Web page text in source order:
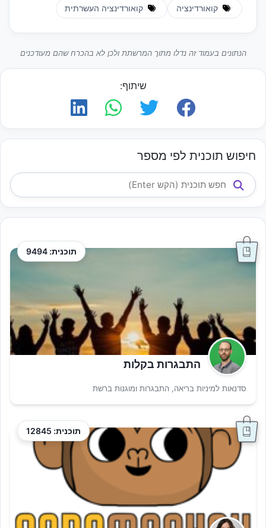
קואורדינציה קואורדינציה העשרתית
הנתונים בעמוד זה נדלו מתוך המרשתת ולכן לא בהכרח שהם מעודכנים
שיתוף:
חיפוש תוכנית לפי מספר
תוכנית: 9494
התבגרות בקלות
סדנאות למיניות בריאה, התבגרות ומוגנות ברשת
תוכנית: 12845